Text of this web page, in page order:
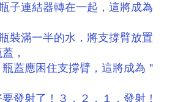
子連結器轉在一起，這將成為
裝滿一半的水，將支撐臂放置
，
蓋應困住支撐臂，這將成為＂
發射了！３，２，１，發射！